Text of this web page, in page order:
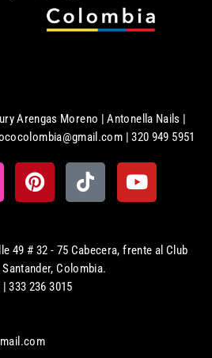
Arengas Moreno | Antonella Nails |
| 320 949 5951
49 # 32 - 75 Cabecera, frente al Club
Colombia.
333 236 3015